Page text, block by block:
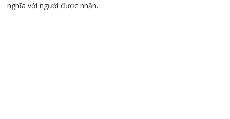
nghĩa với người được nhận.